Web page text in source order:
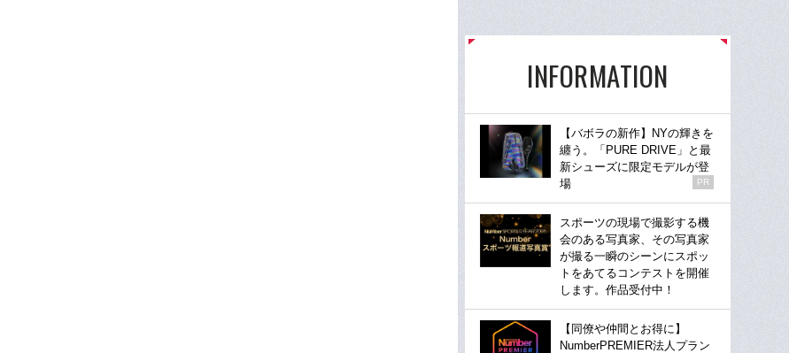
INFORMATION
【バボラの新作】NYの輝きを
纏う。「PURE DRIVE」と最
新シューズに限定モデルが登
場
PR
スポーツの現場で撮影する機
会のある写真家、その写真家
が撮る一瞬のシーンにスポッ
トをあてるコンテストを開催
します。作品受付中！
【同僚や仲間とお得に】
NumberPREMIER法人プラン